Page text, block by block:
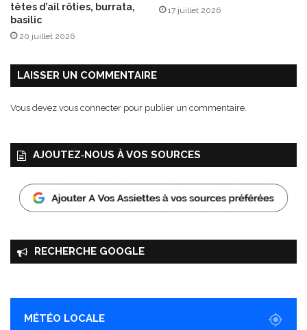
têtes d’ail rôties, burrata,
basilic
20 juillet 2026
17 juillet 2026
LAISSER UN COMMENTAIRE
Vous devez vous connecter pour publier un commentaire.
AJOUTEZ‑NOUS À VOS SOURCES
RECHERCHE GOOGLE
MÉTÉO LOCALE